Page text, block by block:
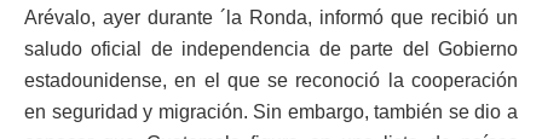
Arévalo, ayer durante ´la Ronda, informó que recibió un
saludo oficial de independencia de parte del Gobierno
estadounidense, en el que se reconoció la cooperación
en seguridad y migración. Sin embargo, también se dio a